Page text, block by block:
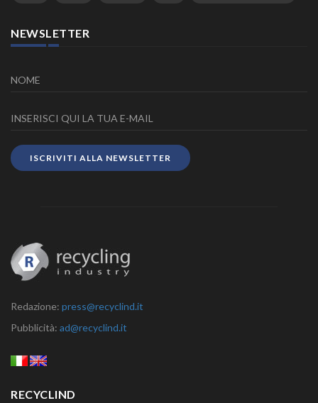
NEWSLETTER
ISCRIVITI ALLA NEWSLETTER
Redazione: press@recyclind.it
Pubblicità: ad@recyclind.it
RECYCLIND